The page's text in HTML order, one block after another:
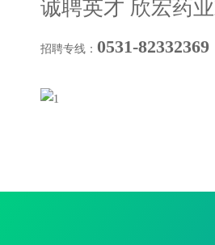
诚聘英才 欣宏药
招聘专线： 0531-82332369